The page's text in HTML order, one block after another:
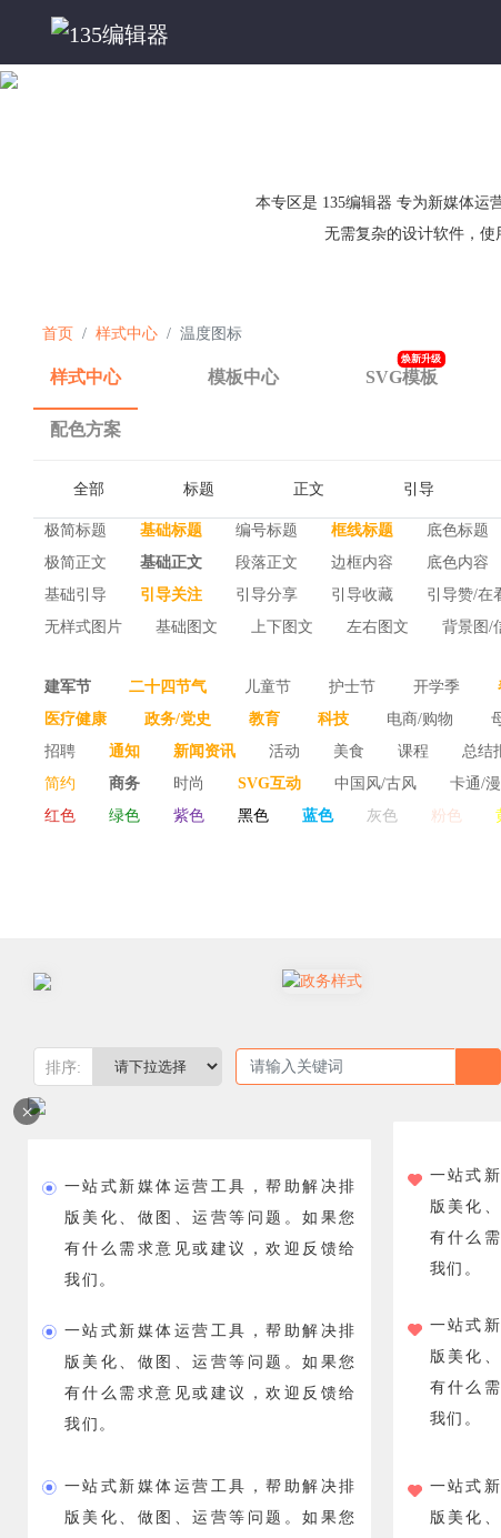
本专区是 135编辑器 专为新媒体运
无需复杂的设计软件，使
首页 样式中心 温度图标
样式中心 模板中心 SVG模板
焕新升级
配色方案
全部 标题 正文 引导
极简标题 基础标题 编号标题 框线标题 底色标题
极简正文
基础正文 段落正文 边框内容 底色内容
基础引导
引导关注 引导分享 引导收藏 引导赞/在
无样式图片
基础图文 上下图文 左右图文 背景图/
建军节
二十四节气 儿童节 护士节 开学季
青年节 中元节 香港/澳门回归 教师节 世界献血
世界肺炎日 新闻工作者日 国际儿童读书日 国家安
医疗健康 政务/党史 教育 科技 电商/购物
国防军事 农林畜牧渔 会计/税务
招聘 通知 新闻资讯 活动 美食 课程 总结
简约 商务 时尚 SVG互动 中国风/古风 卡通/
红色 绿色 紫色 黑色 蓝色 灰色 粉色
排序:
×
一站式新媒体运营工具，帮助解决排
版美化、做图、运营等问题。如果您
有什么需求意见或建议，欢迎反馈给
我们。
一站式新媒体运营工具，帮助解决排
版美化、做图、运营等问题。如果您
有什么需求意见或建议，欢迎反馈给
我们。
一站式新媒体运营工具，帮助解决排
版美化、做图、运营等问题。如果您
一站式
版美化
有什么
我们。
一站式
版美化
有什么
我们。
一站式
版美化